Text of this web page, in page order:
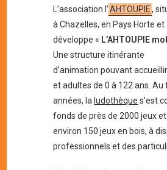
L’association l’ AHTOUPIE ,
à Chazelles, en Pays Horte et
développe « L’AHTOUPIE
Une structure itinérante
d’animation pouvant
et adultes de 0 à 122 ans. Au
années, la ludothèque s’est
fonds de près de 2000 jeux
environ 150 jeux en bois, à
professionnels et des